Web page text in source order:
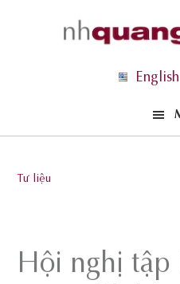
English
Tư liệu
Hội nghị tập